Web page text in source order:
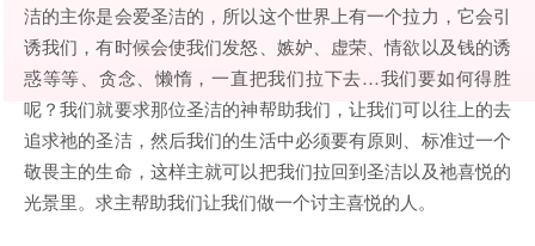
洁的主你是会爱圣洁的，所以这个世界上有一个拉力，它会引
诱我们，有时候会使我们发怒、嫉妒、虚荣、情欲以及钱的诱
惑等等、贪念、懒惰，一直把我们拉下去…我们要如何得胜
呢？我们就要求那位圣洁的神帮助我们，让我们可以往上的去
追求祂的圣洁，然后我们的生活中必须要有原则、标准过一个
敬畏主的生命，这样主就可以把我们拉回到圣洁以及祂喜悦的
光景里。求主帮助我们让我们做一个讨主喜悦的人。